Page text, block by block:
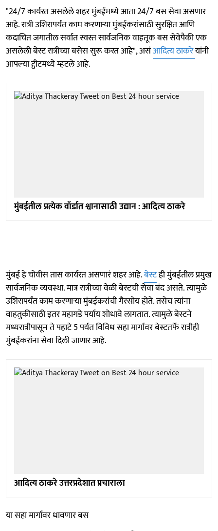
"24/7 कार्यरत असलेले शहर मुंबईमध्ये आता 24/7 बस सेवा असणार
आहे. रात्री उशिरापर्यंत काम करणार्‍या मुंबईकरांसाठी सुरक्षित आणि
कदाचित जगातील सर्वात स्वस्त सार्वजनिक वाहतूक बस सेवेपैकी एक
असलेली बेस्ट रात्रीच्या बसेस सुरू करत आहे", असंआदित्य ठाकरेयांनी
आपल्या ट्वीटमध्ये म्हटले आहे.
मुंबईतील प्रत्येक वॉर्डात श्वानासाठी उद्यान : आदित्य ठाकरे
मुंबई हे चोवीस तास कार्यरत असणारं शहर आहे.बेस्टही मुंबईतील प्रमुख
सार्वजनिक व्यवस्था. मात्र रात्रीच्या वेळी बेस्टची सेवा बंद असते. त्यामुळे
उशिरापर्यंत काम करणाऱ्या मुंबईकरांची गैरसोय होते. तसेच त्यांना
वाहतुकीसाठी इतर महागडे पर्याय शोधावे लागतात. त्यामुळे बेस्टने
मध्यरात्रीपासून ते पहाटे 5 पर्यंत विविध सहा मार्गांवर बेस्टतर्फे रात्रीही
मुंबईकरांना सेवा दिली जाणार आहे.
आदित्य ठाकरे उत्तरप्रदेशात प्रचाराला
या सहा मार्गांवर धावणार बस